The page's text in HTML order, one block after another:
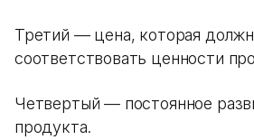
Третий — цена, которая
соответствовать ценности
Четвертый — постоянное
продукта.